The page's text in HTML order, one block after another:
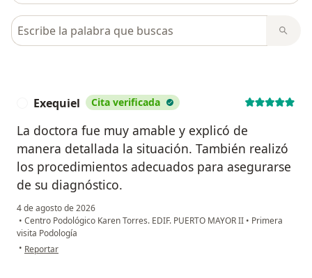
Busca en opiniones
Exequiel Cita verificada
La doctora fue muy amable y explicó de
manera detallada la situación. También realizó
los procedimientos adecuados para asegurarse
de su diagnóstico.
4 de agosto de 2026
• Centro Podológico Karen Torres. EDIF. PUERTO MAYOR II • Primera
visita Podología
• en opinión del usuario Exequiel
Reportar